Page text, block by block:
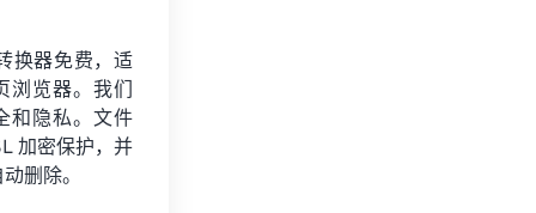
换器免费，适
浏览器。我们
和隐私。文件
加密保护，并
删除。